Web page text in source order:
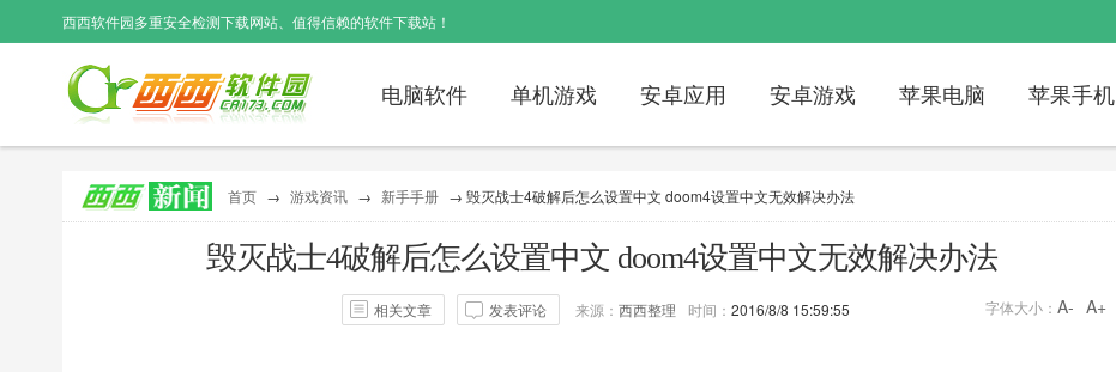
西西软件园多重安全检测下载网站、值得信赖的软件下载站！
电脑软件 单机游戏 安卓应用 安卓游戏 苹果电脑 苹果手机
首页 → 游戏资讯 → 新手手册 → 毁灭战士4破解后怎么设置中文 doom4设置中文无效解决办法
毁灭战士4破解后怎么设置中文 doom4设置中文无效解决办法
相关文章 发表评论 来源： 西西整理 时间： 2016/8/8 15:59:55 字体大小： A- A+
作者：西西 点击： 1032 评论：0次 标签： 毁灭战士4 doom4